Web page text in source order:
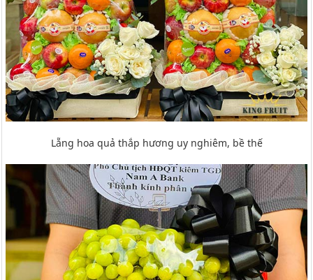
Lẵng hoa quả thắp hương uy nghiêm, bề thế